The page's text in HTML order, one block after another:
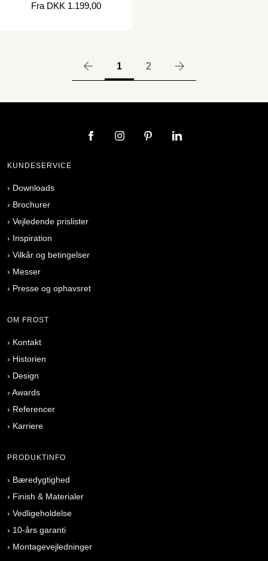
Fra DKK 1.199,00
1 2
KUNDESERVICE
› Downloads
› Brochurer
› Vejledende prislister
› Inspiration
› Vilkår og betingelser
› Messer
› Presse og ophavsret
OM FROST
› Kontakt
› Historien
› Design
› Awards
› Referencer
› Karriere
PRODUKTINFO
› Bæredygtighed
› Finish & Materialer
› Vedligeholdelse
› 10-års garanti
› Montagevejledninger